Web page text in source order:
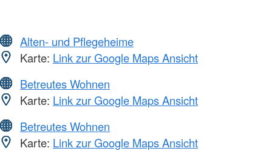
Alten- und Pflegeheime
Karte: Link zur Google Maps Ansicht
Betreutes Wohnen
Karte: Link zur Google Maps Ansicht
Betreutes Wohnen
Karte: Link zur Google Maps Ansicht